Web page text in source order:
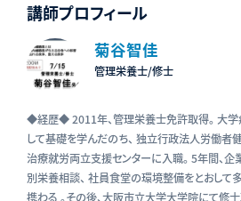
講師プロフィール
菊谷智佳
管理栄養士/修士
◆経歴◆ 2011年、管理栄養士免許取得。 大
して基礎を学んだのち、 独立行政法人労働
治療就労両立支援センターに入職。 5年間、企
別栄養相談、 社員食堂の環境整備をとおして
携わる 。その後、大阪市立大学大学院にて修